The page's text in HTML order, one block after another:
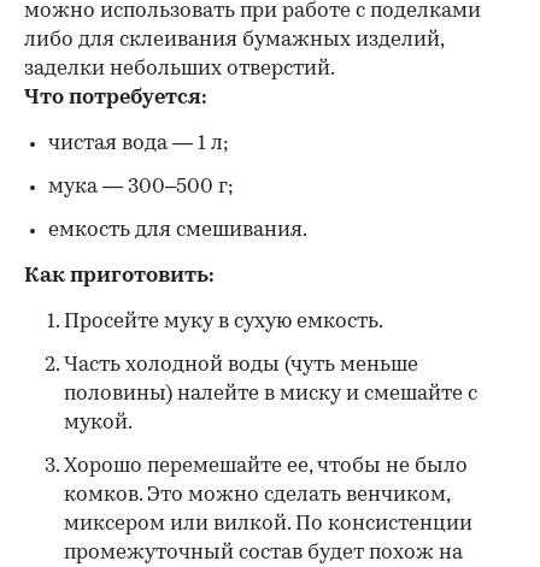
можно использовать при работе с поделками
либо для склеивания бумажных изделий,
заделки небольших отверстий.
Что потребуется:
чистая вода — 1 л;
мука — 300–500 г;
емкость для смешивания.
Как приготовить:
Просейте муку в сухую емкость.
Часть холодной воды (чуть меньше
половины) налейте в миску и смешайте с
мукой.
Хорошо перемешайте ее, чтобы не было
комков. Это можно сделать венчиком,
миксером или вилкой. По консистенции
промежуточный состав будет похож на